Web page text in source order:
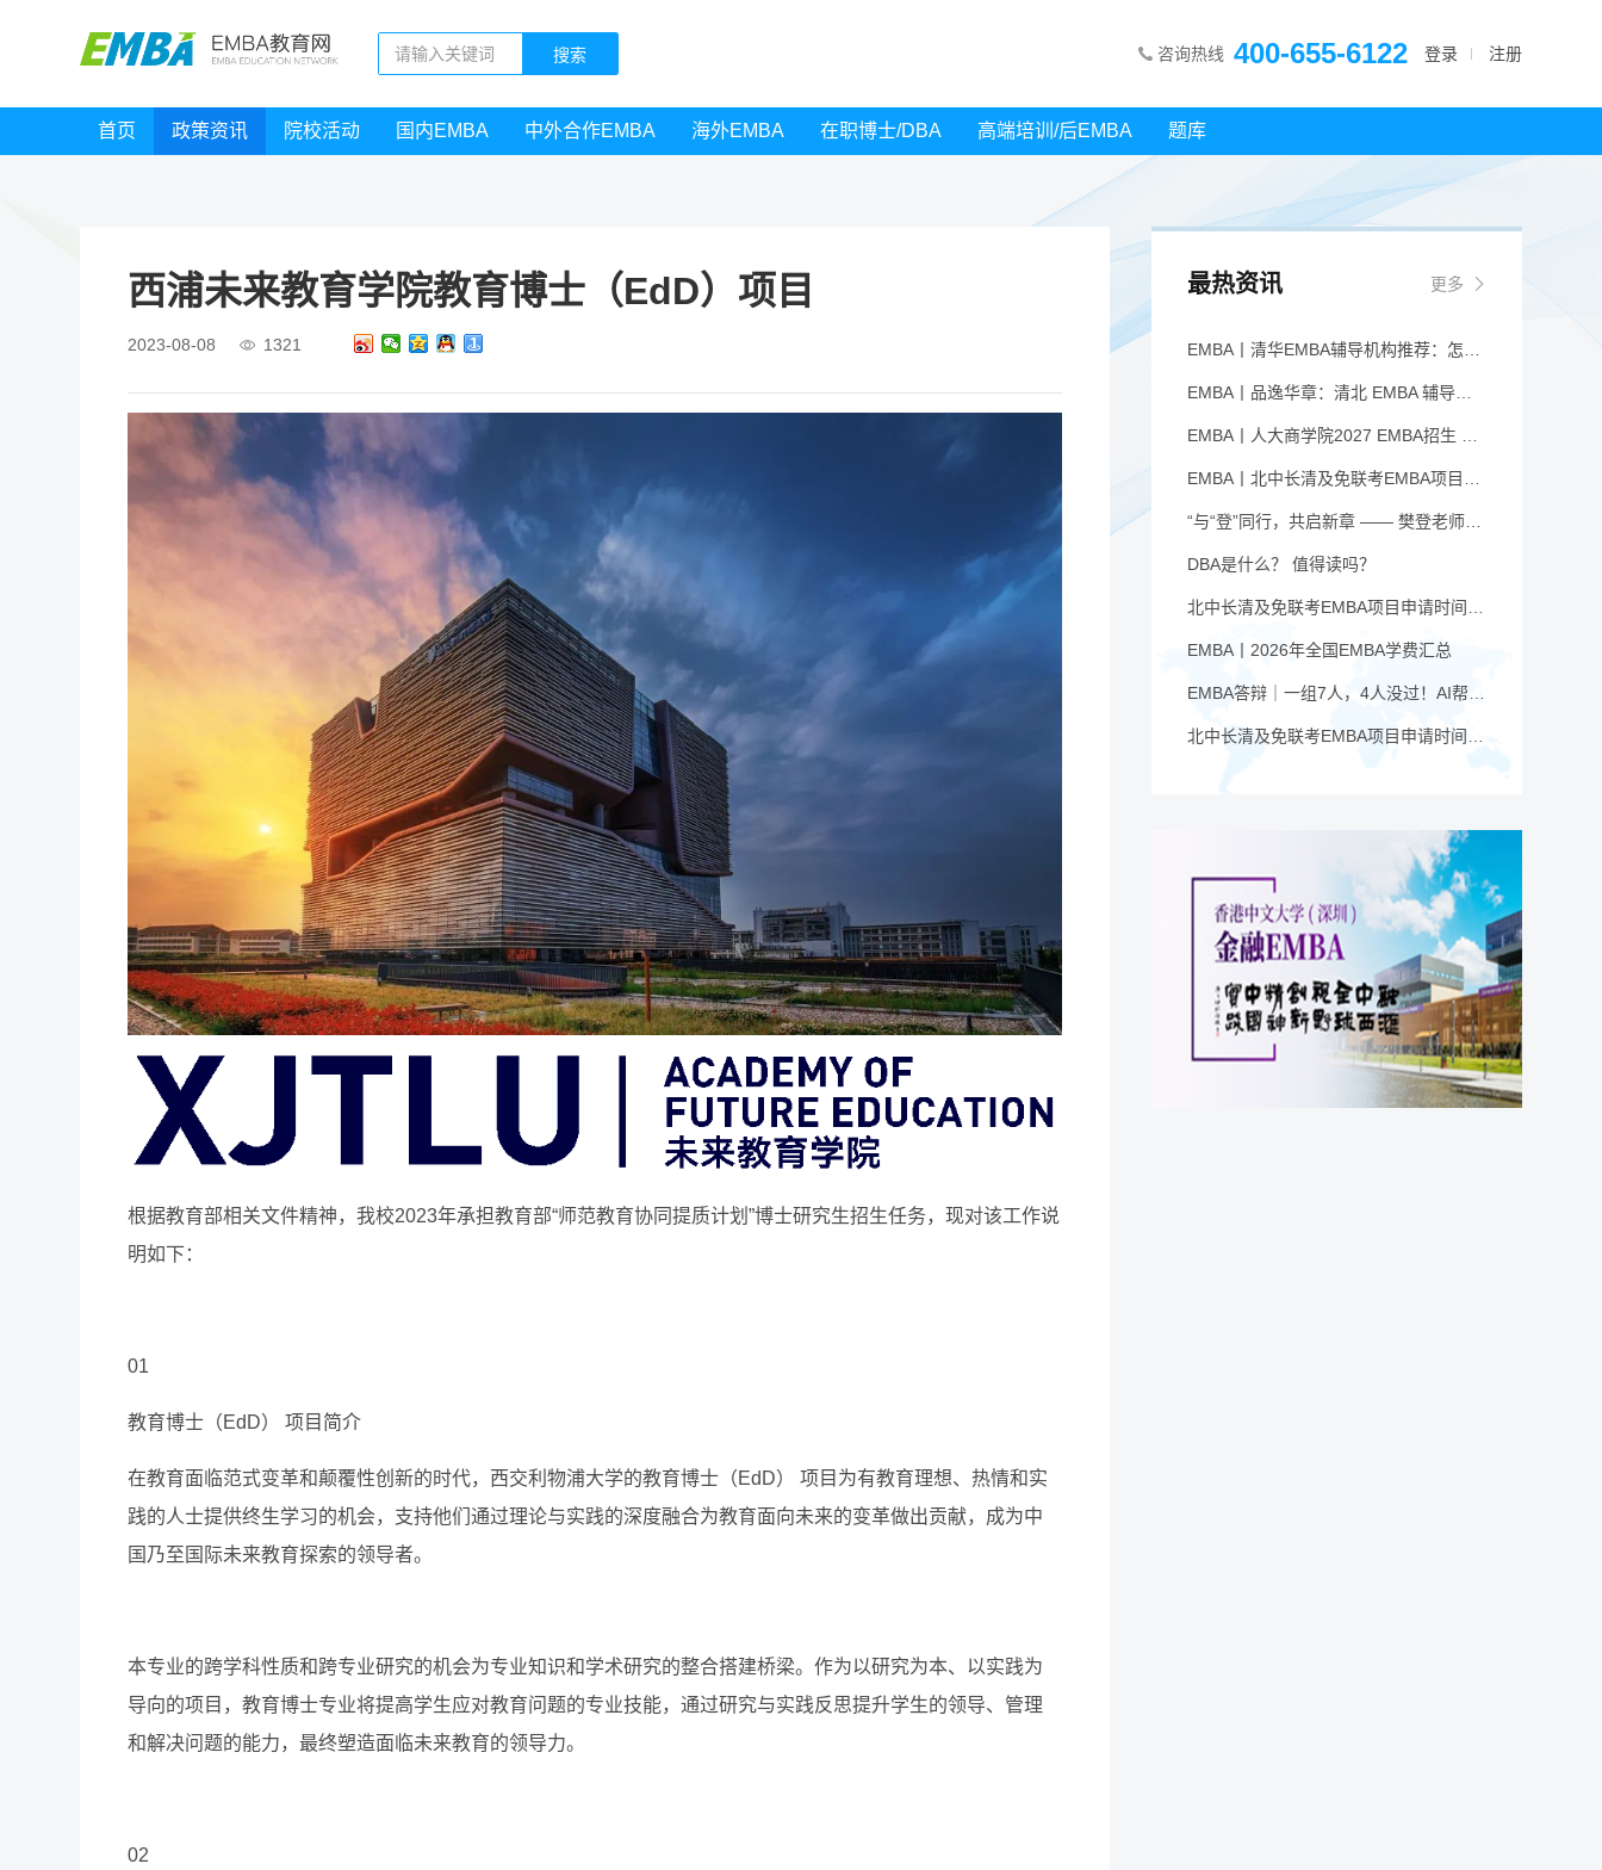
咨询热线 400-655-6122 登录 注册
首页 政策资讯 院校活动 国内EMBA 中外合作EMBA 海外EMBA 在职博士/DBA 高端培训/后EMBA 题库
西浦未来教育学院教育博士（EdD）项目
2023-08-08 1321
根据教育部相关文件精神，我校2023年承担教育部“师范教育协同提质计划”博士研究生招生任务，现对该工作说
明如下：
01
教育博士（EdD） 项目简介
在教育面临范式变革和颠覆性创新的时代，西交利物浦大学的教育博士（EdD） 项目为有教育理想、热情和实
践的人士提供终生学习的机会，支持他们通过理论与实践的深度融合为教育面向未来的变革做出贡献，成为中
国乃至国际未来教育探索的领导者。
本专业的跨学科性质和跨专业研究的机会为专业知识和学术研究的整合搭建桥梁。作为以研究为本、以实践为
导向的项目，教育博士专业将提高学生应对教育问题的专业技能，通过研究与实践反思提升学生的领导、管理
和解决问题的能力，最终塑造面临未来教育的领导力。
02
最热资讯 更多
EMBA丨品逸华章：清北 EMBA 辅导的学院派实力全景
“与“登”同行，共启新章 —— 樊登老师与品逸华章团队新年聚会
DBA是什么？ 值得读吗？
EMBA丨2026年全国EMBA学费汇总